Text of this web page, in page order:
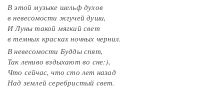
В этой музыке шельф духов
в невесомости жгучей души,
И Луны такой мягкий свет
в темных красках ночных чернил.
В невесомости Будды спят,
Так лениво вздыхают во сне:),
Что сейчас, что сто лет назад
Над землей серебристый свет.